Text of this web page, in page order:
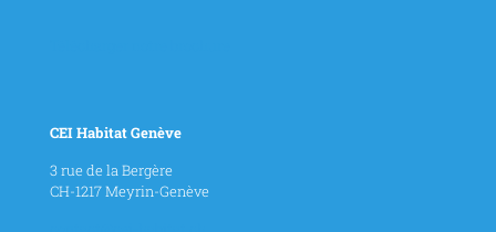
CEI Habitat Genève
3 rue de la Bergère
CH-1217 Meyrin-Genève